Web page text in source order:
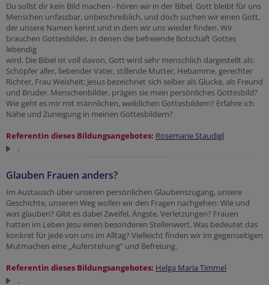
Du sollst dir kein Bild machen - hören wir in der Bibel. Gott bleibt für uns
Menschen unfassbar, unbeschreiblich, und doch suchen wir einen Gott,
der unsere Namen kennt und in dem wir uns wieder finden. Wir
brauchen Gottesbilder, in denen die befreiende Botschaft Gottes
lebendig
wird. Die Bibel ist voll davon, Gott wird sehr menschlich dargestellt als:
Schöpfer aller, liebender Vater, stillende Mutter, Hebamme, gerechter
Richter, Frau Weisheit; Jesus bezeichnet sich selber als Glucke, als Freund
und Bruder. Menschenbilder, prägen sie mein persönliches Gottesbild?
Wie geht es mir mit männlichen, weiblichen Gottesbildern? Erfahre ich
Nähe und Zuneigung in meinen Gottesbildern?
Referentin dieses Bildungsangebotes: Rosemarie Staudigl
.
Glauben Frauen anders?
Im Austausch über unseren persönlichen Glaubenszugang, unsere
Geschichte, unseren Weg wollen wir den Fragen nachgehen: Wie und
was glauben? Gibt es dabei Zweifel, Ängste, Verletzungen? Frauen
hatten im Leben Jesu einen besonderen Stellenwert. Was bedeutet das
konkret für jede von uns im Alltag? Vielleicht finden wir im gegenseitigen
Mutmachen eine „Auferstehung“ und Befreiung.
Referentin dieses Bildungsangebotes: Helga Maria Timmel
.